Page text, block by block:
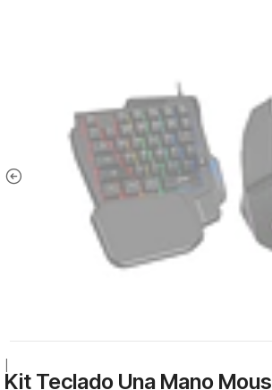
Kit Teclado Una Mano